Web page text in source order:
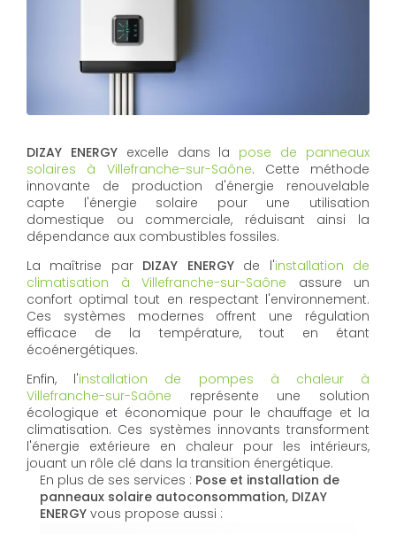
DIZAY ENERGYexcelle dans la pose de panneaux
solaires à Villefranche-sur-Saône. Cette méthode
innovante de production d'énergie renouvelable
capte l'énergie solaire pour une utilisation
domestique ou commerciale, réduisant ainsi la
dépendance aux combustibles fossiles.
La maîtrise par DIZAY ENERGYde l'installation de
climatisation à Villefranche-sur-Saône assure un
confort optimal tout en respectant l'environnement.
Ces systèmes modernes offrent une régulation
efficace de la température, tout en étant
écoénergétiques.
Enfin, l'installation de pompes à chaleur à
Villefranche-sur-Saône représente une solution
écologique et économique pour le chauffage et la
climatisation. Ces systèmes innovants transforment
l'énergie extérieure en chaleur pour les intérieurs,
jouant un rôle clé dans la transition énergétique.
En plus de ses services : Pose et installation de
panneaux solaire autoconsommation, DIZAY
ENERGY vous propose aussi :